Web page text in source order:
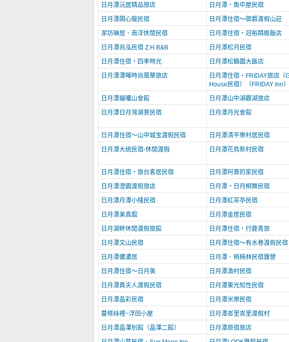
日月潭沅居精品旅店
日月潭‧魚中屋民宿
日月潭開心龍民宿
日月潭住宿～御爵渡假山莊
潔坊琳居．南洋休閒民宿
日月潭住宿‧冠裕精緻飯店
日月潭兆泓民宿 Z.H B&B
日月潭松月民宿
日月潭住宿‧四季時光
日月潭松鶴園大飯店
日月潭潭暉時尚風華旅店
日月潭住宿‧FRIDAY旅店（
House民宿）（FRIDAY Inn）
日月潭貓囒山會館 日月潭山中湖觀湖旅店
日月潭日月灣湖景民宿
日月潭月光會館
日月潭住宿～山中城宝渡假民宿
日月潭清平樂村居民宿
日月潭大統民宿-休閒渡假
日月潭花鳥新村民宿
日月潭住宿‧旅台客居民宿
日月潭阿貴的家民宿
日月潭澄園渡假旅店
日月潭‧日月桐舞民宿
日月潭月潭小棧民宿
日月潭紅茶亭民宿
日月潭美真舘
日月潭金居民宿
日月湖畔休閒渡假旅館
日月潭住宿‧行鹿青旅
日月潭文山民宿
日月潭住宿～有水巷渡假民宿
日月潭儂濃居
日月潭．梢楠林民宿露營
日月潭住宿～日月美
日月潭漁村民宿
日月潭貴夫人渡假民宿
日月潭東光知性民宿
日月潭晶彩民宿
日月潭米樂民宿
蔓條絲裡~浮田小屋
日月潭峇里峇里渡假村
日月潭晶澤別館（晶澤二館）
日月潭原宿旅店